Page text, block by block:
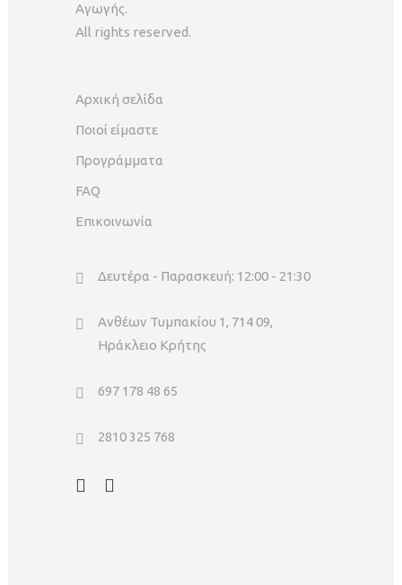
Αγωγής.
All rights reserved.
Αρχική σελίδα
Ποιοί είμαστε
Προγράμματα
FAQ
Επικοινωνία
Δευτέρα - Παρασκευή: 12:00 - 21:30
Ανθέων Τυμπακίου 1, 714 09,
Ηράκλειο Κρήτης
697 178 48 65
2810 325 768